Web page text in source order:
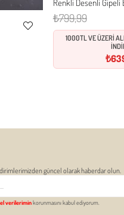
S M
₺799,99
1000TL VE ÜZERİ
güncel olarak haberdar olun.
verileriminkorunmasını kabul ediyorum.